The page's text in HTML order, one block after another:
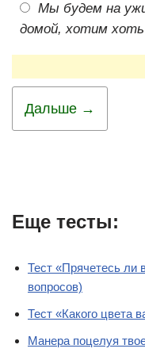
Мы будем на
домой, хотим
Дальше →
Еще тесты:
Тест «Прячетесь ли
вопросов)
Тест «Какого цвета
Манера поцелуя